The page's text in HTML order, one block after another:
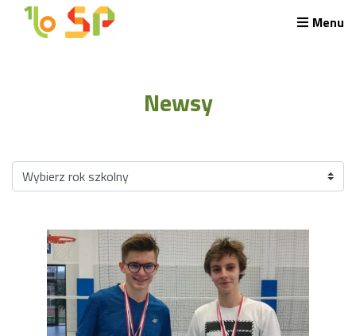
Menu
Przykładowe arkusze egzaminu wstępnego
Stypendia naukowe
Nawigacja
Archiwalna strona Szkoły
Biblioteka Szkolna
Filmy z wydarzeń szkolnych
Newsy